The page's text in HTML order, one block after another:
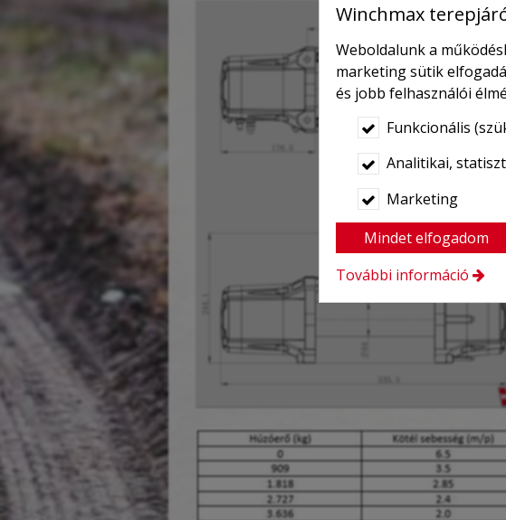
Winchmax
Weboldalunk a
marketing sütik
és jobb felhasználói
Funkcionális
Analitikai,
Marketing
Mindet elfogadom
További információ